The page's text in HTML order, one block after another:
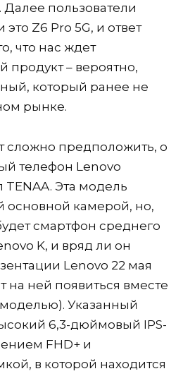
Далее пользователи
Z6 Pro 5G, и ответ
что нас ждет
– вероятно,
который ранее не
рынке.
предположить, о
телефон Lenovo
Эта модель
основной камерой, но,
смартфон среднего
K, и вряд ли он
Lenovo 22 мая
на ней появиться вместе
Указанный
6,3-дюймовый IPS-
FHD+ и
в которой находится